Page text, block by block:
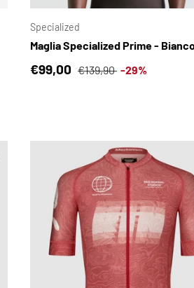
Specialized
Maglia Specialized Prime -
Prezzo di vendita
€99,00 Prezzo normale
€139,90 -29%